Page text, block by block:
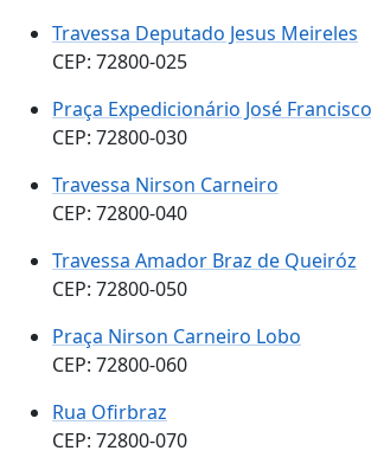
Travessa Deputado Jesus Meireles
CEP: 72800-025
Praça Expedicionário José
CEP: 72800-030
Travessa Nirson Carneiro
CEP: 72800-040
Travessa Amador Braz de Queiróz
CEP: 72800-050
Praça Nirson Carneiro Lobo
CEP: 72800-060
Rua Ofirbraz
CEP: 72800-070